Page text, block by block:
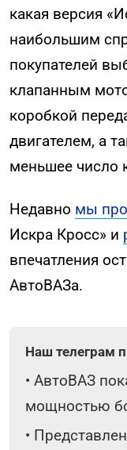
какая версия
наибольшим
покупателей
клапанным
коробкой
двигателем, а
меньшее число
Недавно мы
Искра Кросс» и
впечатления
АвтоВАЗа.
Наш телеграм
• АвтоВАЗ
мощностью
•